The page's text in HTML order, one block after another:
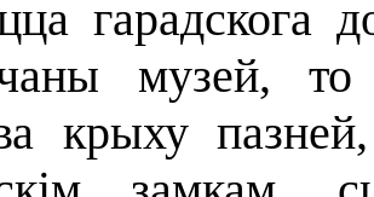
гарадскога
музей,
крыху